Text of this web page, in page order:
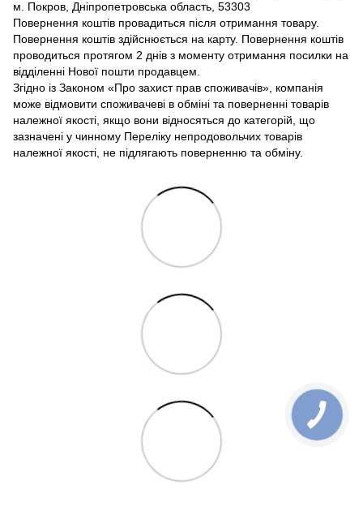
м. Покров, Дніпропетровська область, 53303
Повернення коштів провадиться після отримання товару.
Повернення коштів здійснюється на карту. Повернення коштів
проводиться протягом 2 днів з моменту отримання посилки на
відділенні Нової пошти продавцем.
Згідно із Законом «Про захист прав споживачів», компанія
може відмовити споживачеві в обміні та поверненні товарів
належної якості, якщо вони відносяться до категорій, що
зазначені у чинному Переліку непродовольчих товарів
належної якості, не підлягають поверненню та обміну.